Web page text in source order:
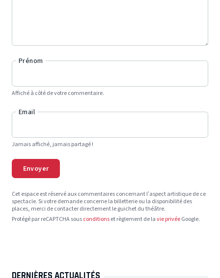
Prénom
Affiché à côté de votre commentaire.
Email
Jamais affiché, jamais partagé !
Envoyer
Cet espace est réservé aux commentaires concernant l’aspect artistique de ce
spectacle. Si votre demande concerne la billetterie ou la disponibilité des
places, merci de contacter directement le guichet du théâtre.
Protégé par reCAPTCHA sousconditionset règlement de lavie privéeGoogle.
DERNIÈRES ACTUALITÉS